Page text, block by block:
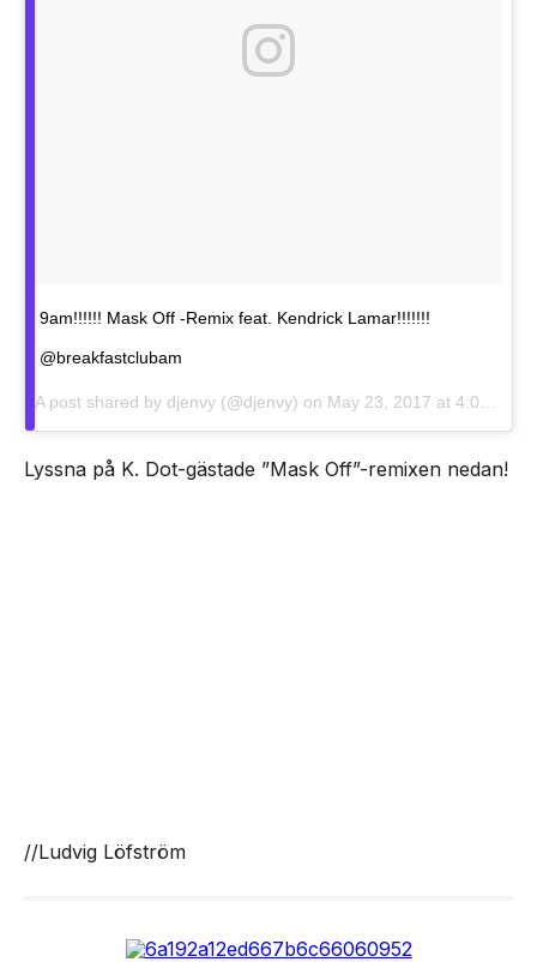
9am!!!!!! Mask Off -Remix feat. Kendrick Lamar!!!!!!!
@breakfastclubam
A post shared by djenvy (@djenvy) on May 23, 2017 at 4:05am PDT
Lyssna på K. Dot-gästade ”Mask Off”-remixen nedan!
//Ludvig Löfström